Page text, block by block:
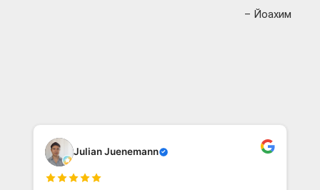
– Йоахим
Julian Juenemann